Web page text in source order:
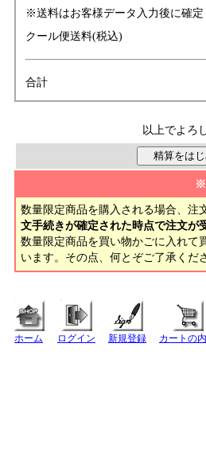
※送料はお客様データ入力後に確定
クール便送料(税込)
合計
以上でよろ
※
数量限定商品を購入される場合、注
文手続きが確定された時点で注文が
数量限定商品を買い物かごに入れ
います。その点、何とぞご了承くだ
ホーム ログイン 新規登録 カートの